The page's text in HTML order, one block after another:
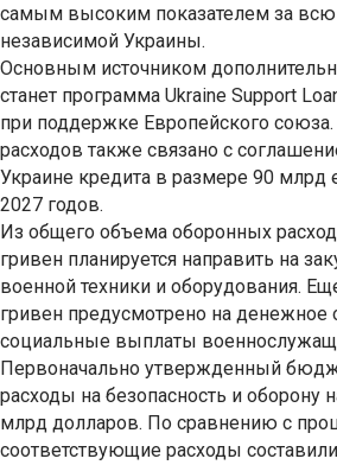
самым высоким показателем за
независимой Украины.
Основным источником
станет программа Ukraine Support
при поддержке Европейского
расходов также связано с
Украине кредита в размере 90 млрд
2027 годов.
Из общего объема оборонных
гривен планируется направить на
военной техники и оборудования.
гривен предусмотрено на денежное
социальные выплаты
Первоначально утвержденный
расходы на безопасность и оборону
млрд долларов. По сравнению с
соответствующие расходы